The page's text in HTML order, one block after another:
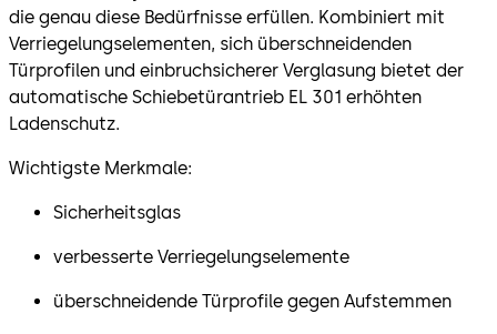
die genau diese Bedürfnisse erfüllen. Kombiniert mit
Verriegelungselementen, sich überschneidenden
Türprofilen und einbruchsicherer Verglasung bietet der
automatische Schiebetürantrieb EL 301 erhöhten
Ladenschutz.
Wichtigste Merkmale:
Sicherheitsglas
verbesserte Verriegelungselemente
überschneidende Türprofile gegen Aufstemmen